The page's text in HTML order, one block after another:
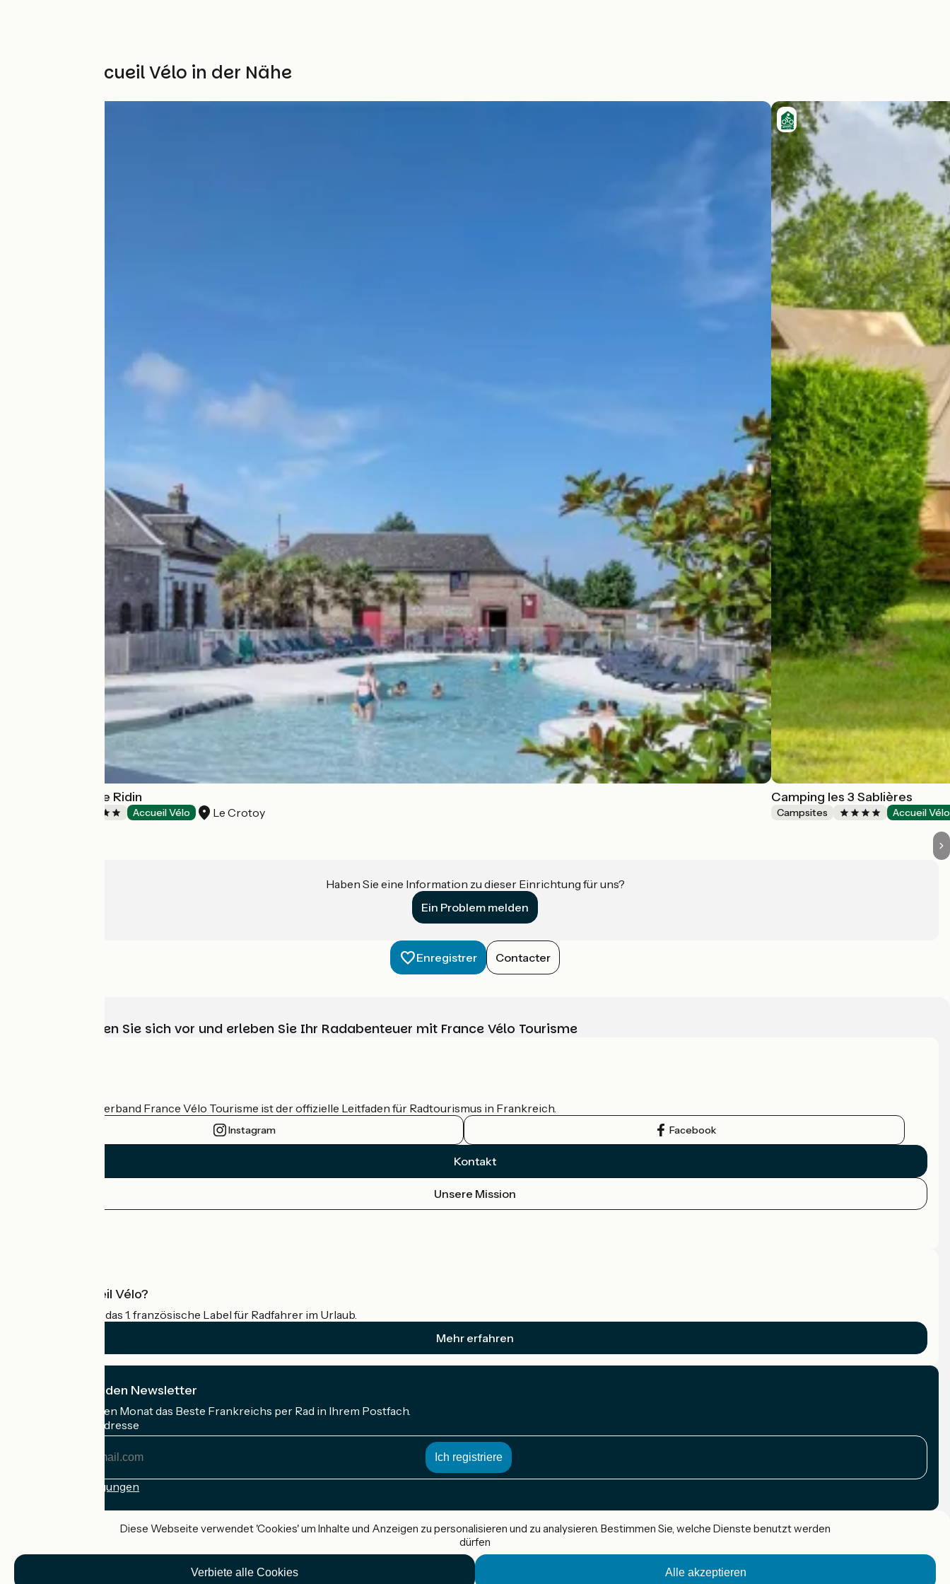
Weitere Accueil Vélo in der Nähe
Yelloh! Village Le Ridin
Accueil Vélo Le Crotoy
Camping les 3 Sablières
Campsites Accueil Vélo
Haben Sie eine Information zu dieser Einrichtung für uns?
Ein Problem melden
Enregistrer Contacter
Wählen, bereiten Sie sich vor und erleben Sie Ihr Radabenteuer mit France Vélo Tourisme
Der nationale Verband France Vélo Tourisme ist der offizielle Leitfaden für Radtourismus in Frankreich.
Instagram Facebook
Kontakt
Unsere Mission
Was ist Accueil Vélo?
Accueil Vélo ist das 1. französische Label für Radfahrer im Urlaub.
Mehr erfahren
Ich abonniere den Newsletter
Erhalten Sie jeden Monat das Beste Frankreichs per Rad in Ihrem Postfach.
Meine E-Mail-Adresse
Anmeldebedingungen
Diese Webseite verwendet 'Cookies' um Inhalte und Anzeigen zu personalisieren und zu analysieren. Bestimmen Sie, welche Dienste benutzt werden
dürfen
Alle akzeptieren
Verbiete alle Cookies